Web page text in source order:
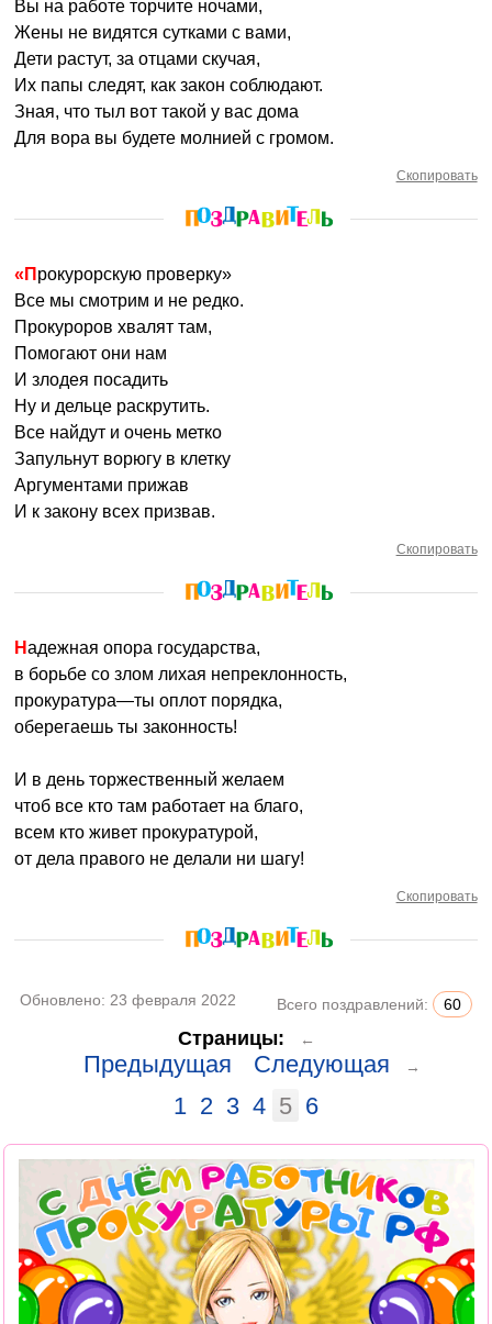
Вы на работе торчите ночами,
Жены не видятся сутками с вами,
Дети растут, за отцами скучая,
Их папы следят, как закон соблюдают.
Зная, что тыл вот такой у вас дома
Для вора вы будете молнией с громом.
Скопировать
«Прокурорскую проверку»
Все мы смотрим и не редко.
Прокуроров хвалят там,
Помогают они нам
И злодея посадить
Ну и дельце раскрутить.
Все найдут и очень метко
Запульнут ворюгу в клетку
Аргументами прижав
И к закону всех призвав.
Скопировать
Надежная опора государства,
в борьбе со злом лихая непреклонность,
прокуратура—ты оплот порядка,
оберегаешь ты законность!
И в день торжественный желаем
чтоб все кто там работает на благо,
всем кто живет прокуратурой,
от дела правого не делали ни шагу!
Скопировать
Обновлено: 23 февраля 2022 Всего поздравлений: 60
Страницы: ←
Предыдущая Следующая →
1 2 3 4 5 6